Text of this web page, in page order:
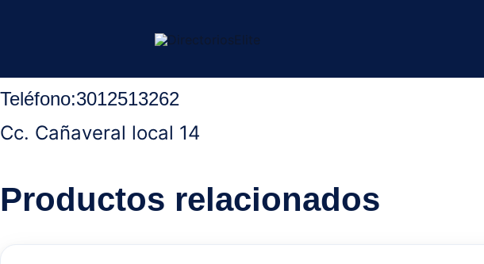
Teléfono:3012513262
Cc. Cañaveral local 14
Productos relacionados